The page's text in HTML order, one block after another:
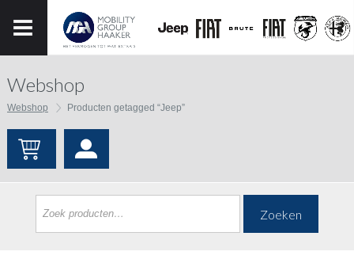
Webshop
Webshop Producten getagged “Jeep”
Zoeken